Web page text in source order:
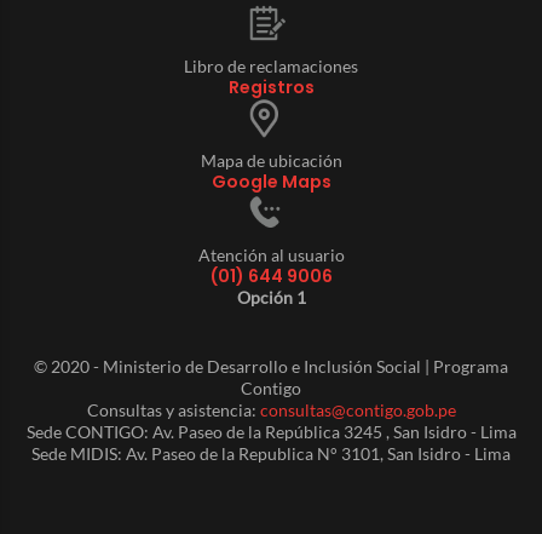
Libro de reclamaciones
Registros
Mapa de ubicación
Google Maps
Atención al usuario
(01) 644 9006
Opción 1
© 2020 - Ministerio de Desarrollo e Inclusión Social | Programa
Contigo
Consultas y asistencia: consultas@contigo.gob.pe
Sede CONTIGO: Av. Paseo de la República 3245 , San Isidro - Lima
Sede MIDIS: Av. Paseo de la Republica N° 3101, San Isidro - Lima